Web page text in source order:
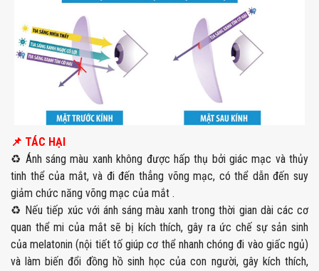
📌 TÁC HẠI
♻️ Ánh sáng màu xanh không được hấp thụ bởi giác mạc và thủy
tinh thể của mắt, và đi đến thẳng võng mạc, có thể dẫn đến suy
giảm chức năng võng mạc của mắt .
♻️ Nếu tiếp xúc với ánh sáng màu xanh trong thời gian dài các cơ
quan thể mi của mắt sẽ bị kích thích, gây ra ức chế sự sản sinh
của melatonin (nội tiết tố giúp cơ thể nhanh chóng đi vào giấc ngủ)
và làm biến đổi đồng hồ sinh học của con người, gây kích thích,